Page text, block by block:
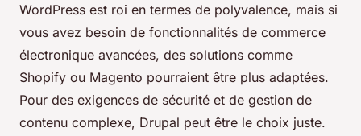
WordPress est roi en termes de polyvalence, mais si
vous avez besoin de fonctionnalités de commerce
électronique avancées, des solutions comme
Shopify ou Magento pourraient être plus adaptées.
Pour des exigences de sécurité et de gestion de
contenu complexe, Drupal peut être le choix juste.